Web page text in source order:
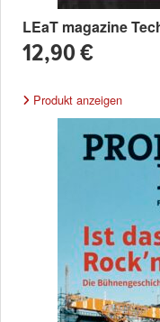
LEaT magazine
12,90 €
Produkt anzeigen